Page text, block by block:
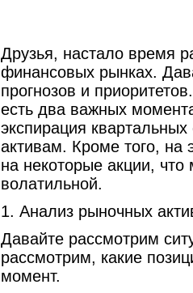
Друзья, настало время
финансовых рынках.
прогнозов и
есть два важных
экспирация
активам. Кроме того, на
на некоторые акции,
волатильной.
1. Анализ рыночных
Давайте рассмотрим
рассмотрим, какие
момент.